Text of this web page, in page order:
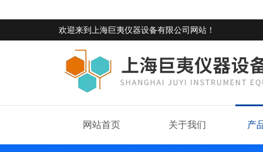
欢迎来到 上海巨夷仪器设备有限公司网站 ！
网站首页 关于我们 产